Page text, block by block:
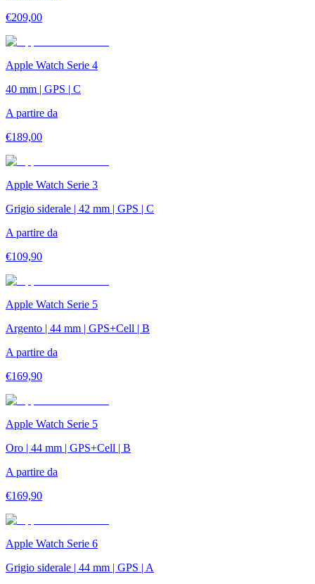
€209,00
Apple Watch Serie 4
40 mm | GPS | C
A partire da
€189,00
Apple Watch Serie 3
Grigio siderale | 42 mm | GPS | C
A partire da
€109,90
Apple Watch Serie 5
Argento | 44 mm | GPS+Cell | B
A partire da
€169,90
Apple Watch Serie 5
Oro | 44 mm | GPS+Cell | B
A partire da
€169,90
Apple Watch Serie 6
Grigio siderale | 44 mm | GPS | A